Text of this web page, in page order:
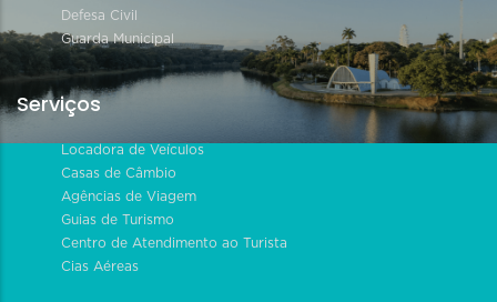
Defesa Civil
Guarda Municipal
Serviços
Locadora de Veículos
Casas de Câmbio
Agências de Viagem
Guias de Turismo
Centro de Atendimento ao Turista
Cias Aéreas